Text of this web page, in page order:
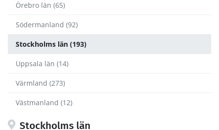
Örebro län (65)
Södermanland (92)
Stockholms län (193)
Uppsala län (14)
Värmland (273)
Västmanland (12)
Stockholms län